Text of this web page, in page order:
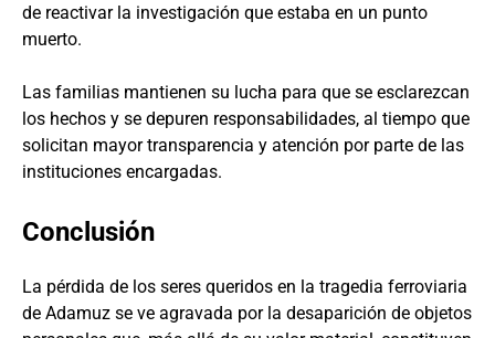
de reactivar la investigación que estaba en un punto
muerto.
Las familias mantienen su lucha para que se esclarezcan
los hechos y se depuren responsabilidades, al tiempo que
solicitan mayor transparencia y atención por parte de las
instituciones encargadas.
Conclusión
La pérdida de los seres queridos en la tragedia ferroviaria
de Adamuz se ve agravada por la desaparición de objetos